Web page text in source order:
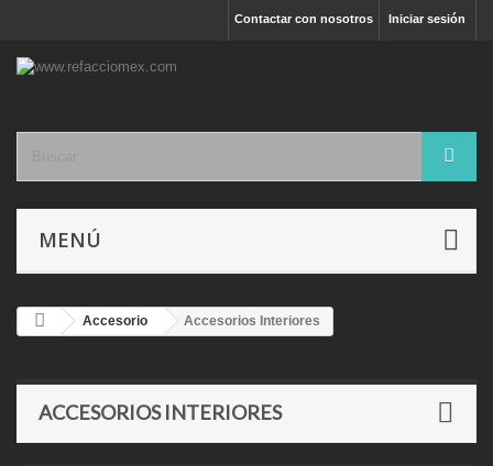
Iniciar sesión
Contactar con nosotros
MENÚ
Accesorio Accesorios Interiores
ACCESORIOS INTERIORES